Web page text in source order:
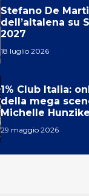
Stefano De
dell’altalena su
2027
18 luglio 2026
1% Club Italia:
della mega
Michelle
29 maggio 2026